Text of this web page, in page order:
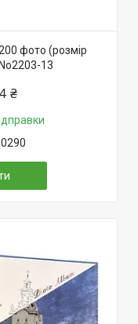
фото (розмір
13
₴